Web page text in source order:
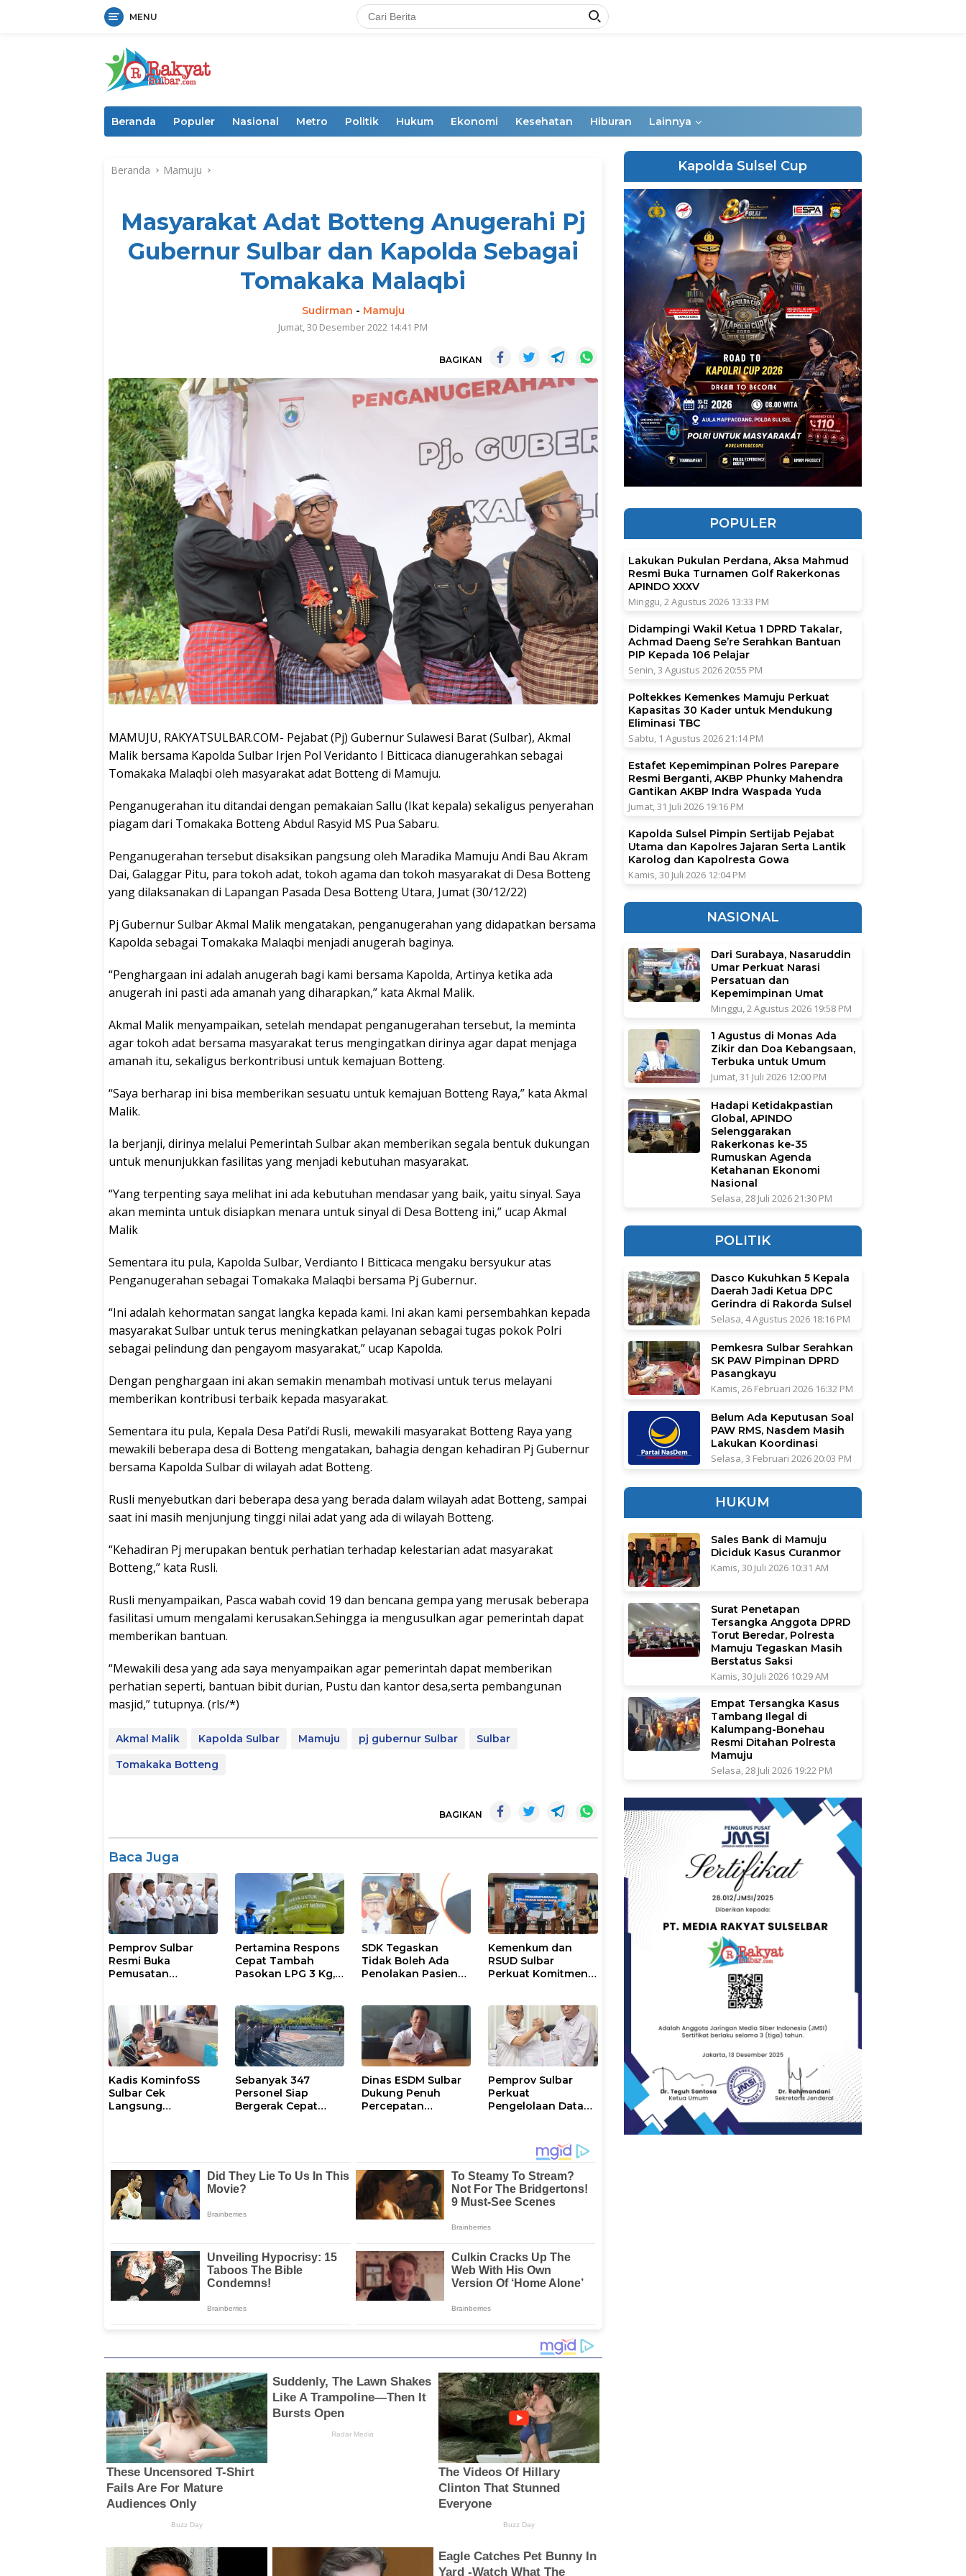
MENU
Beranda Populer Nasional Metro Politik Hukum Ekonomi Kesehatan Hiburan Lainnya
Beranda Mamuju
Masyarakat Adat Botteng Anugerahi Pj
Gubernur Sulbar dan Kapolda Sebagai
Tomakaka Malaqbi
Sudirman - Mamuju
Jumat, 30 Desember 2022 14:41 PM
BAGIKAN
MAMUJU, RAKYATSULBAR.COM- Pejabat (Pj) Gubernur Sulawesi Barat (Sulbar), Akmal
Malik bersama Kapolda Sulbar Irjen Pol Veridanto I Bitticaca dianugerahkan sebagai
Tomakaka Malaqbi oleh masyarakat adat Botteng di Mamuju.
Penganugerahan itu ditandai dengan pemakaian Sallu (Ikat kepala) sekaligus penyerahan
piagam dari Tomakaka Botteng Abdul Rasyid MS Pua Sabaru.
Penganugerahan tersebut disaksikan pangsung oleh Maradika Mamuju Andi Bau Akram
Dai, Galaggar Pitu, para tokoh adat, tokoh agama dan tokoh masyarakat di Desa Botteng
yang dilaksanakan di Lapangan Pasada Desa Botteng Utara, Jumat (30/12/22)
Pj Gubernur Sulbar Akmal Malik mengatakan, penganugerahan yang didapatkan bersama
Kapolda sebagai Tomakaka Malaqbi menjadi anugerah baginya.
“Penghargaan ini adalah anugerah bagi kami bersama Kapolda, Artinya ketika ada
anugerah ini pasti ada amanah yang diharapkan,” kata Akmal Malik.
Akmal Malik menyampaikan, setelah mendapat penganugerahan tersebut, Ia meminta
agar tokoh adat bersama masyarakat terus mengingatkan dirinya agar dapat menjaga
amanah itu, sekaligus berkontribusi untuk kemajuan Botteng.
“Saya berharap ini bisa memberikan sesuatu untuk kemajuan Botteng Raya,” kata Akmal
Malik.
Ia berjanji, dirinya melalui Pemerintah Sulbar akan memberikan segala bentuk dukungan
untuk menunjukkan fasilitas yang menjadi kebutuhan masyarakat.
“Yang terpenting saya melihat ini ada kebutuhan mendasar yang baik, yaitu sinyal. Saya
akan meminta untuk disiapkan menara untuk sinyal di Desa Botteng ini,” ucap Akmal
Malik
Sementara itu pula, Kapolda Sulbar, Verdianto I Bitticaca mengaku bersyukur atas
Penganugerahan sebagai Tomakaka Malaqbi bersama Pj Gubernur.
“Ini adalah kehormatan sangat langka kepada kami. Ini akan kami persembahkan kepada
masyarakat Sulbar untuk terus meningkatkan pelayanan sebagai tugas pokok Polri
sebagai pelindung dan pengayom masyarakat,” ucap Kapolda.
Dengan penghargaan ini akan semakin menambah motivasi untuk terus melayani
memberikan kontribusi terbaik kepada masyarakat.
Sementara itu pula, Kepala Desa Pati’di Rusli, mewakili masyarakat Botteng Raya yang
mewakili beberapa desa di Botteng mengatakan, bahagia dengan kehadiran Pj Gubernur
bersama Kapolda Sulbar di wilayah adat Botteng.
Rusli menyebutkan dari beberapa desa yang berada dalam wilayah adat Botteng, sampai
saat ini masih menjunjung tinggi nilai adat yang ada di wilayah Botteng.
“Kehadiran Pj merupakan bentuk perhatian terhadap kelestarian adat masyarakat
Botteng,” kata Rusli.
Rusli menyampaikan, Pasca wabah covid 19 dan bencana gempa yang merusak beberapa
fasilitasi umum mengalami kerusakan.Sehingga ia mengusulkan agar pemerintah dapat
memberikan bantuan.
“Mewakili desa yang ada saya menyampaikan agar pemerintah dapat memberikan
perhatian seperti, bantuan bibit durian, Pustu dan kantor desa,serta pembangunan
masjid,” tutupnya. (rls/*)
Akmal Malik Kapolda Sulbar Mamuju pj gubernur Sulbar
Sulbar
Tomakaka Botteng
BAGIKAN
Baca Juga
Pemprov Sulbar
Resmi Buka
Pemusatan
Pertamina Respons
Cepat Tambah
Pasokan LPG 3 Kg,
Berlangsung
Kondusif
SDK Tegaskan
Tidak Boleh Ada
Penolakan Pasien
Kesehatan
Kemenkum dan
RSUD Sulbar
Perkuat Komitmen
Intelektual
Kadis KominfoSS
Sulbar Cek
Langsung
Sebanyak 347
Personel Siap
Bergerak Cepat
Dinas ESDM Sulbar
Dukung Penuh
Percepatan
Pemprov Sulbar
Perkuat
Pengelolaan Data
17 Tahun 2023
Kapolda Sulsel Cup
POPULER
Lakukan Pukulan Perdana, Aksa Mahmud
Resmi Buka Turnamen Golf Rakerkonas
APINDO XXXV
Minggu, 2 Agustus 2026 13:33 PM
Didampingi Wakil Ketua 1 DPRD Takalar,
Achmad Daeng Se’re Serahkan Bantuan
PIP Kepada 106 Pelajar
Senin, 3 Agustus 2026 20:55 PM
Poltekkes Kemenkes Mamuju Perkuat
Kapasitas 30 Kader untuk Mendukung
Eliminasi TBC
Sabtu, 1 Agustus 2026 21:14 PM
Estafet Kepemimpinan Polres Parepare
Resmi Berganti, AKBP Phunky Mahendra
Gantikan AKBP Indra Waspada Yuda
Jumat, 31 Juli 2026 19:16 PM
Kapolda Sulsel Pimpin Sertijab Pejabat
Utama dan Kapolres Jajaran Serta Lantik
Karolog dan Kapolresta Gowa
Kamis, 30 Juli 2026 12:04 PM
NASIONAL
Dari Surabaya, Nasaruddin
Umar Perkuat Narasi
Persatuan dan
Kepemimpinan Umat
Minggu, 2 Agustus 2026 19:58 PM
1 Agustus di Monas Ada
Zikir dan Doa Kebangsaan,
Terbuka untuk Umum
Jumat, 31 Juli 2026 12:00 PM
Hadapi Ketidakpastian
Global, APINDO
Selenggarakan
Rakerkonas ke-35
Rumuskan Agenda
Ketahanan Ekonomi
Nasional
Selasa, 28 Juli 2026 21:30 PM
POLITIK
Dasco Kukuhkan 5 Kepala
Daerah Jadi Ketua DPC
Gerindra di Rakorda Sulsel
Selasa, 4 Agustus 2026 18:16 PM
Pemkesra Sulbar Serahkan
SK PAW Pimpinan DPRD
Pasangkayu
Kamis, 26 Februari 2026 16:32 PM
Belum Ada Keputusan Soal
PAW RMS, Nasdem Masih
Lakukan Koordinasi
Selasa, 3 Februari 2026 20:03 PM
HUKUM
Sales Bank di Mamuju
Diciduk Kasus Curanmor
Kamis, 30 Juli 2026 10:31 AM
Surat Penetapan
Tersangka Anggota DPRD
Torut Beredar, Polresta
Mamuju Tegaskan Masih
Berstatus Saksi
Kamis, 30 Juli 2026 10:29 AM
Empat Tersangka Kasus
Tambang Ilegal di
Kalumpang-Bonehau
Resmi Ditahan Polresta
Mamuju
Selasa, 28 Juli 2026 19:22 PM